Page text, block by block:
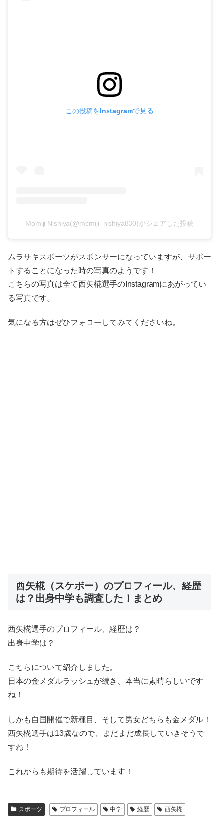
この投稿をInstagramで見る
Momiji Nishiya(@momiji_nishiya830)がシェアした投稿
ムラサキスポーツがスポンサーになっていますが、サポー
トすることになった時の写真のようです！
こちらの写真は全て西矢椛選手のInstagramにあがってい
る写真です。
気になる方はぜひフォローしてみてくださいね。
西矢椛（スケボー）のプロフィール、経歴
は？出身中学も調査した！まとめ
西矢椛選手のプロフィール、経歴は？
出身中学は？
こちらについて紹介しました。
日本の金メダルラッシュが続き、本当に素晴らしいです
ね！
しかも自国開催で新種目、そして男女どちらも金メダル！
西矢椛選手は13歳なので、まだまだ成長していきそうで
すね！
これからも期待を活躍しています！
スポーツ プロフィール 中学 経歴 西矢椛